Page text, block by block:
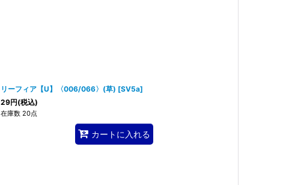
リーフィア【U】〈006/066〉(草) [SV5a]
29円(税込)
在庫数 20点
カートに入れる